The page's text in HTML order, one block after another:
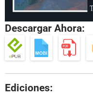
Descargar Ahora:
Ediciones: